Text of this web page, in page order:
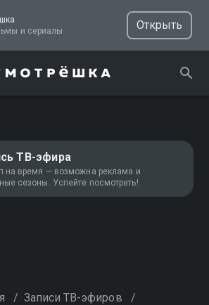
ТВ, фильмы и сериалы
Открыть
ТВ-эфира
на время — возможна реклама и
сезоны. Успейте посмотреть!
/ Записи ТВ-эфиров /